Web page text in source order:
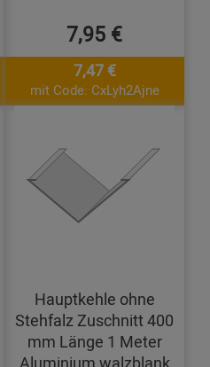
7,95 €
7,47 €
mit Code: CxLyh2Ajne
Hauptkehle ohne
Stehfalz Zuschnitt 400
mm Länge 1 Meter
Aluminium walzblank